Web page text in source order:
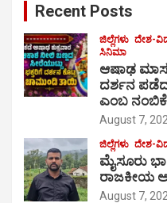
Recent Posts
ಜಿಲ್ಲೆಗಳು ದೇಶ-
ಸಿನಿಮಾ
ಆಷಾಢ
ದರ್ಶನ
ಎಂಬ ನಂಬಿಕೆ
August 7,
ಜಿಲ್ಲೆಗಳು ದೇಶ-
ಮೈಸೂರು
ರಾಜಕೀಯ
August 7,